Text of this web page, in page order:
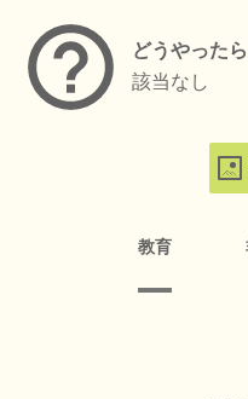
どうやった
該当なし
教育